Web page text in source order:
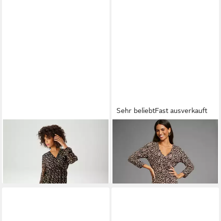
ANISTON CASUAL
mit verspieltem Blumendruck
Sehr beliebtFast ausverkauft
LAURA SCOTTJerseykleid
mit Wickel
59,99 €